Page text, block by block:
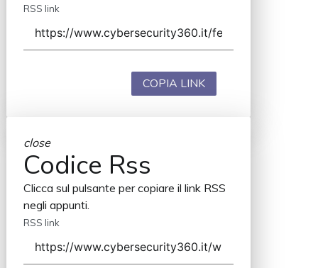
RSS link
COPIA LINK
close
Codice Rss
Clicca sul pulsante per copiare il link RSS
negli appunti.
RSS link